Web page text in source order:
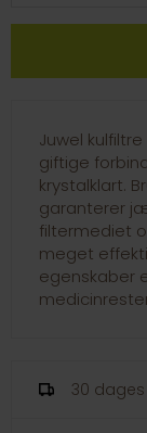
Juwel
giftige
krystalklart.
garanterer
filtermediet
meget
egenskaber
30